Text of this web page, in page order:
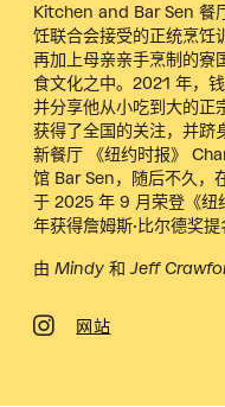
Kitchen and Bar Sen 餐
饪联合会接受的正统烹饪
再加上母亲亲手烹制的寮
食文化之中。2021 年，
并分享他从小吃到大的正
获得了全国的关注，并跻
新餐厅
《纽约时报》
馆 Bar Sen，随后不久，
于 2025 年 9 月荣登《纽
年获得詹姆斯·比尔德奖提
由 Mindy 和 Jeff
网站